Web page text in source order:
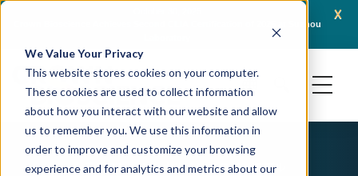
We Value Your Privacy
This website stores cookies on your computer.
These cookies are used to collect information
about how you interact with our website and allow
us to remember you. We use this information in
order to improve and customize your browsing
experience and for analytics and metrics about our
x
Crown Bioscience Achieves Second CLIA Certification of 2025 at Suzhou
トランスレーショナルオンコロジーモデル